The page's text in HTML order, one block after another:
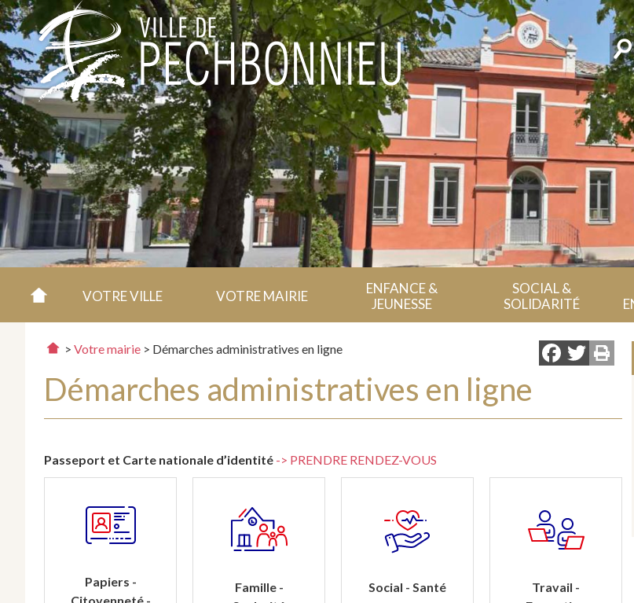
VOTRE VILLE VOTRE MAIRIE
ENFANCE &
JEUNESSE
SOCIAL &
SOLIDARITÉ
> Votre mairie > Démarches administratives en ligne
Démarches administratives en ligne
Passeport et Carte nationale d’identité -> PRENDRE RENDEZ-VOUS
Papiers -
Citoyenneté -
Famille -
Social - Santé
Travail -